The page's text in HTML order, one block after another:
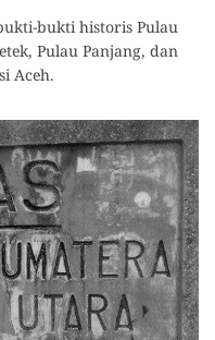
bukti historis Pulau
Pulau Panjang, dan
Aceh.